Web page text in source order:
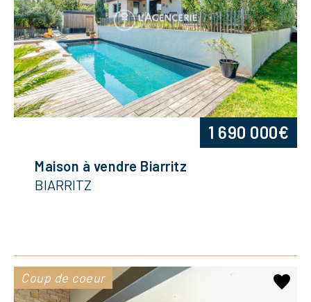
Maison à vendre Biarritz
BIARRITZ
1 690 000€
Coup de coeur